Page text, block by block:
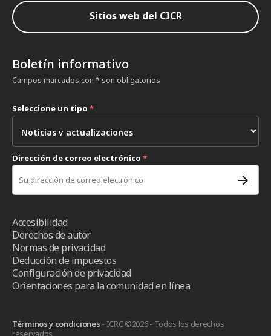
Sitios web del CICR
Boletín informativo
Campos marcados con * son obligatorios
Seleccione un tipo *
Dirección de correo electrónico *
Accesibilidad
Derechos de autor
Normas de privacidad
Deducción de impuestos
Configuración de privacidad
Orientaciones para la comunidad en línea
Términos y condiciones - ICRC ©2026 - Todos los derechos
reservados